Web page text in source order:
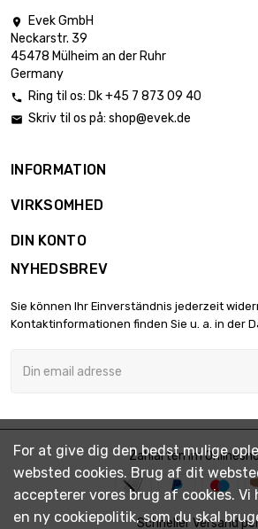

Evek GmbH
Neckarstr. 39
45478 Mülheim an der Ruhr
Germany
 Ring til os: Dk +45 7 873 09 40
 Skriv til os på: shop@evek.de
INFORMATION
VIRKSOMHED
DIN KONTO
NYHEDSBREV
Sie können Ihr Einverständnis jederzeit
Kontaktinformationen finden Sie u. a. in der
Zahlarten im
Schneller Versand
For at give dig den bedst mulige
websted cookies. Brug af dit
accepterer vores brug af cookies.
en ny cookiepolitik, som du skal